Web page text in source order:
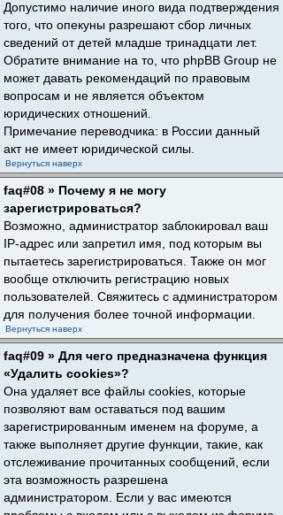
Допустимо наличие иного вида подтверждения
того, что опекуны разрешают сбор личных
сведений от детей младше тринадцати лет.
Обратите внимание на то, что phpBB Group не
может давать рекомендаций по правовым
вопросам и не является объектом
юридических отношений.
Примечание переводчика: в России данный
акт не имеет юридической силы.
Вернуться наверх
faq#08 » Почему я не могу
зарегистрироваться?
Возможно, администратор заблокировал ваш
IP-адрес или запретил имя, под которым вы
пытаетесь зарегистрироваться. Также он мог
вообще отключить регистрацию новых
пользователей. Свяжитесь с администратором
для получения более точной информации.
Вернуться наверх
faq#09 » Для чего предназначена функция
«Удалить cookies»?
Она удаляет все файлы cookies, которые
позволяют вам оставаться под вашим
зарегистрированным именем на форуме, а
также выполняет другие функции, такие, как
отслеживание прочитанных сообщений, если
эта возможность разрешена
администратором. Если у вас имеются